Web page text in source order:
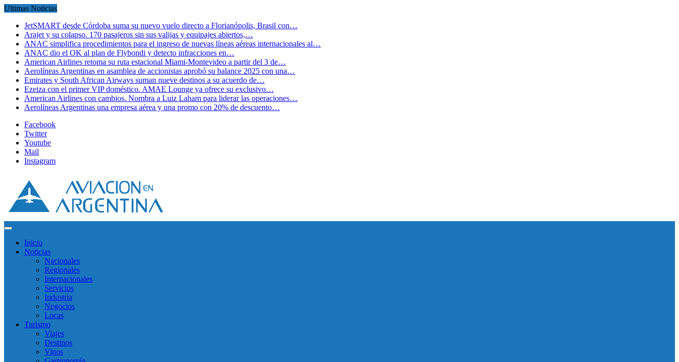
Ultimas Noticias
JetSMART desde Córdoba suma su nuevo vuelo directo a Florianópolis, Brasil con…
Arajet y su colapso. 170 pasajeros sin sus valijas y equipajes abiertos,…
ANAC simplifica procedimientos para el ingreso de nuevas líneas aéreas internacionales al…
ANAC dio el OK al plan de Flybondi y detecto infracciones en…
American Airlines retoma su ruta estacional Miami-Montevideo a partir del 3 de…
Aerolíneas Argentinas en asamblea de accionistas aprobó su balance 2025 con una…
Emirates y South African Airways suman nueve destinos a su acuerdo de…
Ezeiza con el primer VIP doméstico. AMAE Lounge ya ofrece su exclusivo…
American Airlines con cambios. Nombra a Luiz Laham para liderar las operaciones…
Aerolíneas Argentinas una empresa aérea y una promo con 20% de descuento…
Facebook
Twitter
Youtube
Mail
Instagram
Inicio
Noticias
Nacionales
Regionales
Internacionales
Servicios
Industria
Negocios
Locas
Turismo
Viajes
Destinos
Vinos